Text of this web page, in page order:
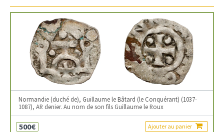
Normandie (duché de), Guillaume le Bâtard (le Conquérant) (1037-
1087), AR denier. Au nom de son fils Guillaume le Roux
500€ Ajouter au panier